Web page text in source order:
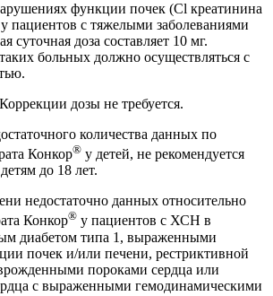
функции почек (Cl креатинина
пациентов с тяжелыми заболеваниями
суточная доза составляет 10 мг.
больных должно осуществляться с
Коррекции дозы не требуется.
количества данных по
Конкор® у детей, не рекомендуется
до 18 лет.
недостаточно данных относительно
Конкор® у пациентов с ХСН в
диабетом типа 1, выраженными
почек и/или печени, рестриктивной
пороками сердца или
с выраженными гемодинамическими